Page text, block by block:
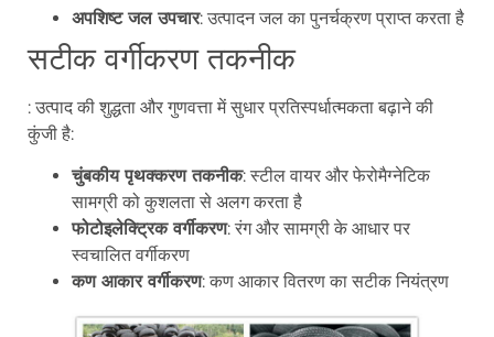
अपशिष्ट जल उपचार: उत्पादन जल का पुनर्चक्रण प्राप्त करता है
सटीक वर्गीकरण तकनीक
: उत्पाद की शुद्धता और गुणवत्ता में सुधार प्रतिस्पर्धात्मकता बढ़ाने की
कुंजी है:
चुंबकीय पृथक्करण तकनीक: स्टील वायर और फेरोमैग्नेटिक
सामग्री को कुशलता से अलग करता है
फोटोइलेक्ट्रिक वर्गीकरण: रंग और सामग्री के आधार पर
स्वचालित वर्गीकरण
कण आकार वर्गीकरण: कण आकार वितरण का सटीक नियंत्रण